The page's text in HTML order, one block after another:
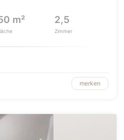
m² 2,5
Zimmer
merken